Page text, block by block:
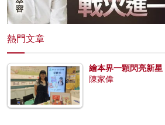
熱門文章
繪本界一顆閃亮新星
陳家偉